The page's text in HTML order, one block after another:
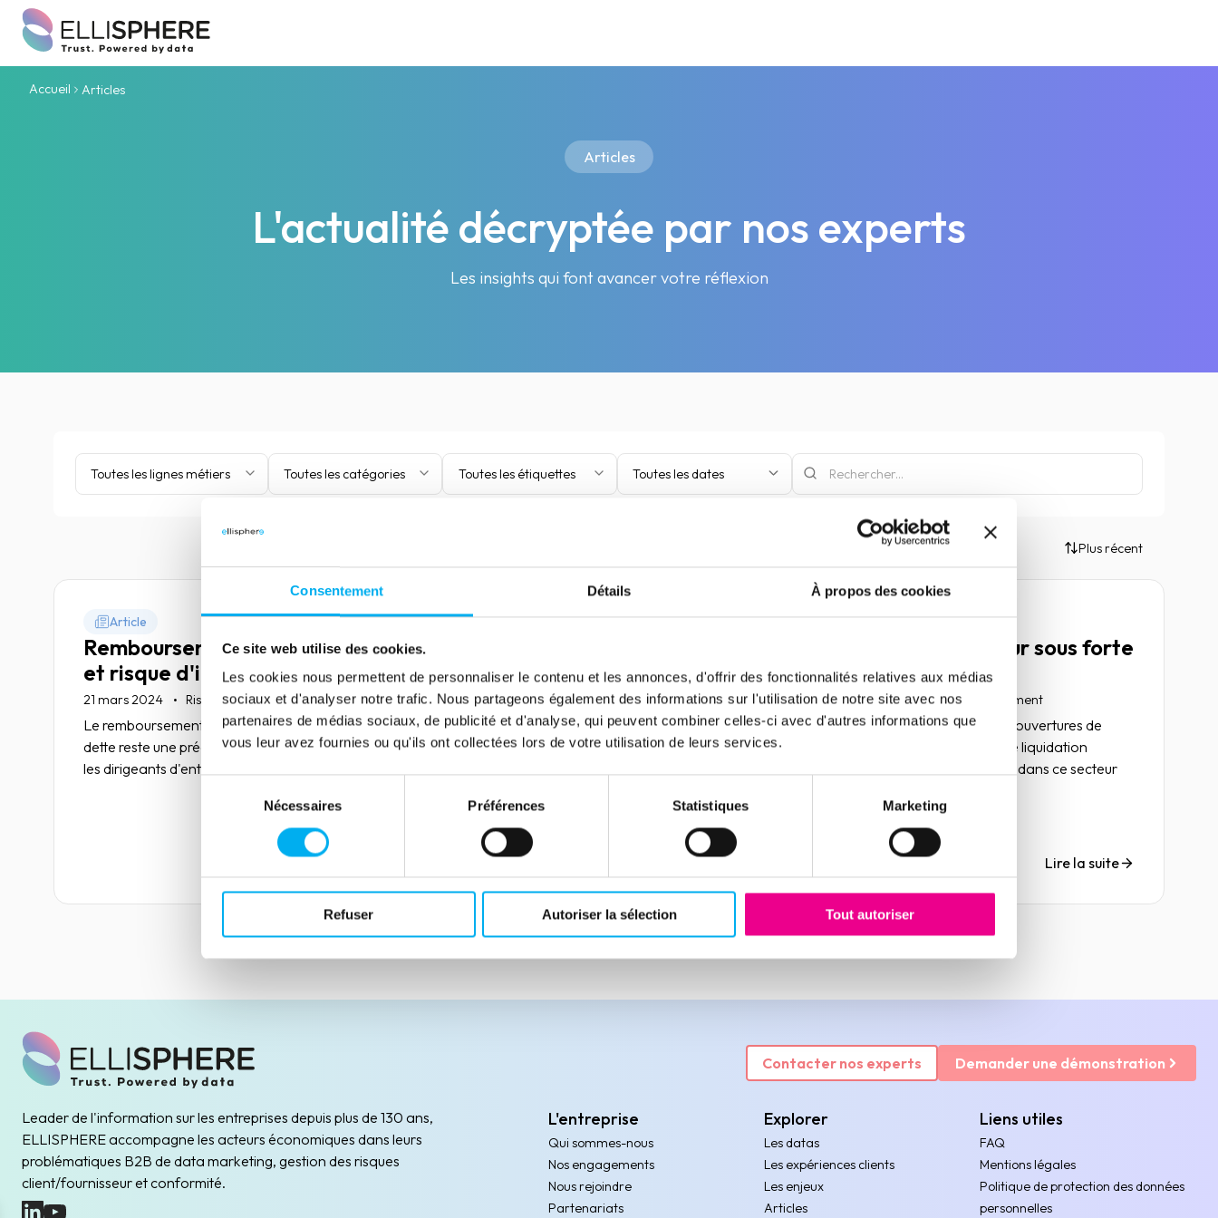
Consentement Détails À propos des cookies
Ce site web utilise des cookies.
Les cookies nous permettent de personnaliser le contenu et les annonces, d'offrir des fonctionnalités relatives aux médias
sociaux et d'analyser notre trafic. Nous partageons également des informations sur l'utilisation de notre site avec nos
partenaires de médias sociaux, de publicité et d'analyse, qui peuvent combiner celles-ci avec d'autres informations que
vous leur avez fournies ou qu'ils ont collectées lors de votre utilisation de leurs services.
consentement
Nécessaires Préférences Statistiques Marketing
Refuser Autoriser la sélection Tout autoriser
Accueil Articles
Articles
L'actualité décryptée par nos experts
Les insights qui font avancer votre réflexion
Toutes les lignes métiers Toutes les catégories Toutes les étiquettes Toutes les dates
Plus récent
Article
Remboursement de la dette
et risque d'illiquidité
21 mars 2024 Risk management• Economie
Le remboursement du service annuel de la
dette reste une préoccupation majeure chez
les dirigeants d'entreprise.
Lire la suite
Article
sujet à de fortes tensions sur
les prix
29 août 2022 Risk management
Avec une population entrepreneuriale encore
dynamique, le secteur des Métaux enregistre
disparitions d'entreprise, tout en étant sujet à
de fortes tensions notamment sur les prix.
Lire la suite
Article
Energie, un secteur sous forte
tension
04 mai 2022 Risk management
Le nombre de défaillances (ouvertures de
redressement judiciaire et de liquidation
judiciaire directe) reste limité dans ce secteur
Lire la suite
Contacter nos experts Demander une démonstration
Leader de l'information sur les entreprises depuis plus de 130 ans,
ELLISPHERE accompagne les acteurs économiques dans leurs
problématiques B2B de data marketing, gestion des risques
client/fournisseur et conformité.
(nouvelle fenêtre)
(nouvelle fenêtre)
L'entreprise
Qui sommes-nous
Nos engagements
Nous rejoindre
Partenariats
Explorer
Les datas
Les expériences clients
Les enjeux
Articles
Liens utiles
FAQ
Mentions légales
Politique de protection des données
personnelles